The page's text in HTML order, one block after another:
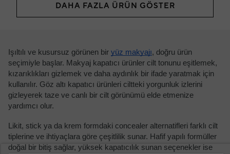
DAHA FAZLA ÜRÜN GÖSTER
Işıltılı ve kusursuz görünen bir yüz makyajı, doğru ürün
seçimiyle başlar. Makyaj kapatıcı ürünler cilt tonunu eşitlemek,
kızarıklıkları gizlemek ve daha aydınlık bir ifade yaratmak için
kullanılır. Göz altı kapatıcı ürünleri ciltteki yorgunluk izlerini
gizleyerek taze ve canlı bir cilt görünümü elde etmenize
yardımcı olur.
Likit, stick ya da krem formdaki concealer alternatifleri farklı cilt
tiplerine ve ihtiyaçlara göre çeşitlilik sunar. Hafif yapılı formüller
doğal bir bitiş sağlar, yüksek kapatıcılık sunan seçenekler ise